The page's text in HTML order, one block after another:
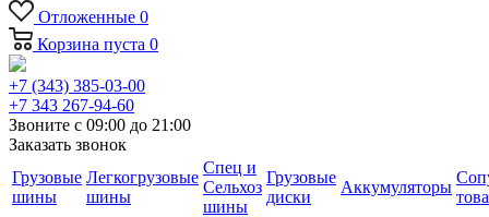
Отложенные 0
Корзина пуста 0
+7 (343) 385-03-00
+7 343 267-94-60
Звоните с 09:00 до 21:00
Заказать звонок
Грузовые
шины
Легкогрузовые
шины
Спец и
Сельхоз
шины
Грузовые
диски
Аккумуляторы